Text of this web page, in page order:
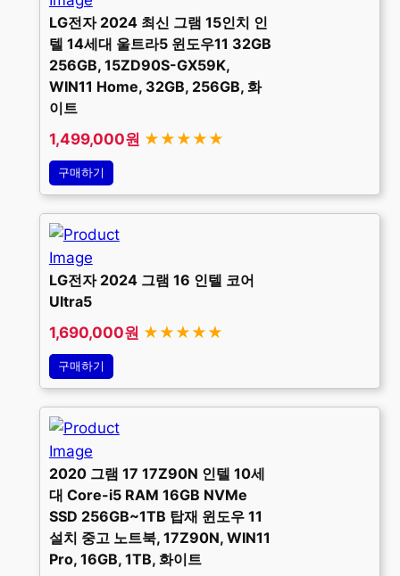
LG전자 2024 최신 그램 15인치 인
텔 14세대 울트라5 윈도우11 32GB
256GB, 15ZD90S-GX59K,
WIN11 Home, 32GB, 256GB, 화
이트
1,499,000원 ★★★★★
구매하기
LG전자 2024 그램 16 인텔 코어
Ultra5
1,690,000원 ★★★★★
구매하기
2020 그램 17 17Z90N 인텔 10세
대 Core-i5 RAM 16GB NVMe
SSD 256GB~1TB 탑재 윈도우 11
설치 중고 노트북, 17Z90N, WIN11
Pro, 16GB, 1TB, 화이트